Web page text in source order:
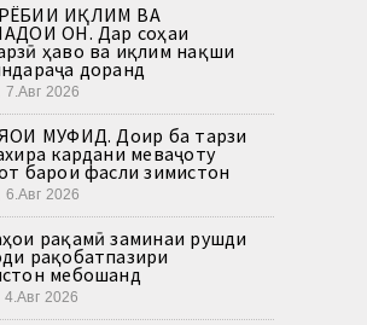
ИҚЛИМ ВА
ОН. Дар соҳаи
ҳаво ва иқлим нақши
доранд
7.Авг 2026
МУФИД. Доир ба тарзи
кардани меваҷоту
барои фасли зимистон
6.Авг 2026
рақамӣ заминаи рушди
рақобатпазири
мебошанд
4.Авг 2026